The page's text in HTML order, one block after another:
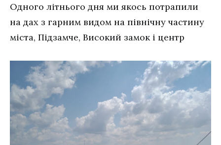
Одного літнього дня ми якось потрапили
на дах з гарним видом на північну частину
міста, Підзамче, Високий замок і центр